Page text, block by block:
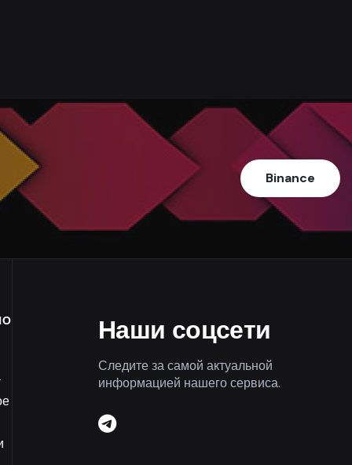
Binance
Наши соцсети
Следите за самой актуальной
информацией нашего сервиса.